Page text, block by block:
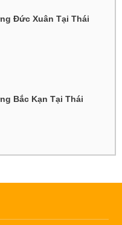
Đức Xuân Tại Thái
Bắc Kạn Tại Thái